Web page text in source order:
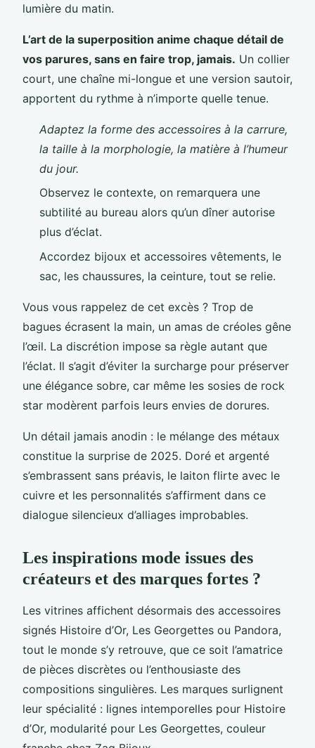
lumière du matin.
L’art de la superposition anime chaque détail de
vos parures, sans en faire trop, jamais. Un collier
court, une chaîne mi-longue et une version sautoir,
apportent du rythme à n’importe quelle tenue.
Adaptez la forme des accessoires à la carrure,
la taille à la morphologie, la matière à l’humeur
du jour.
Observez le contexte, on remarquera une
subtilité au bureau alors qu’un dîner autorise
plus d’éclat.
Accordez bijoux et accessoires vêtements, le
sac, les chaussures, la ceinture, tout se relie.
Vous vous rappelez de cet excès ? Trop de
bagues écrasent la main, un amas de créoles gêne
l’œil. La discrétion impose sa règle autant que
l’éclat. Il s’agit d’éviter la surcharge pour préserver
une élégance sobre, car même les sosies de rock
star modèrent parfois leurs envies de dorures.
Un détail jamais anodin : le mélange des métaux
constitue la surprise de 2025. Doré et argenté
s’embrassent sans préavis, le laiton flirte avec le
cuivre et les personnalités s’affirment dans ce
dialogue silencieux d’alliages improbables.
Les inspirations mode issues des
créateurs et des marques fortes ?
Les vitrines affichent désormais des accessoires
signés Histoire d’Or, Les Georgettes ou Pandora,
tout le monde s’y retrouve, que ce soit l’amatrice
de pièces discrètes ou l’enthousiaste des
compositions singulières. Les marques surlignent
leur spécialité : lignes intemporelles pour Histoire
d’Or, modularité pour Les Georgettes, couleur